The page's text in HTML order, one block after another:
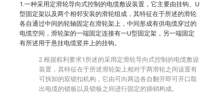
1.一种采用定滑轮导向式控制的电缆敷设装置，它主要由挂钩、U
型固定架以及两个相邻安装的滑轮组成，其特征在于所述的滑轮
各自通过中间的轮轴固定在滑轮架上，中间形成有供电缆穿过的
电缆空间，滑轮架的一端固定连接有一U型固定架，另一端固定
有所述用于悬挂电缆竖井上的挂钩。
2.根据权利要求1所述的采用定滑轮导向式控制的电缆敷设
装置，其特征在于所述滑轮架上相对于两滑轮之间设置有
可拆卸的双锁扣机构，它由可向两边各自翻开即可开口取
出电缆的锁板以及锁板之间进行固定的插销构成。